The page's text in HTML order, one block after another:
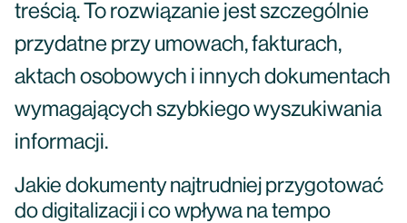
treścią. To rozwiązanie jest szczególnie
przydatne przy umowach, fakturach,
aktach osobowych i innych dokumentach
wymagających szybkiego wyszukiwania
informacji.
Jakie dokumenty najtrudniej przygotować
do digitalizacji i co wpływa na tempo